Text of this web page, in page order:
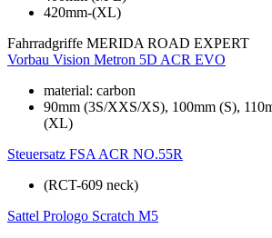
420mm-(XL)
Fahrradgriffe MERIDA ROAD EXPERT
Vorbau Vision Metron 5D ACR EVO
material: carbon
90mm (3S/XXS/XS), 100mm (S),
(XL)
Steuersatz FSA ACR NO.55R
(RCT-609 neck)
Sattel Prologo Scratch M5